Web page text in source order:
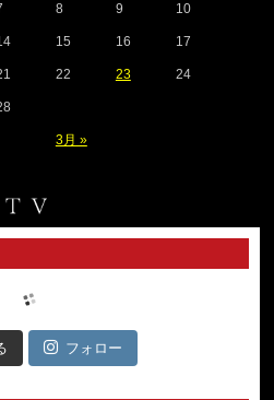
3月 »
8 9 10
15 16 17
22 23 24
フォロー